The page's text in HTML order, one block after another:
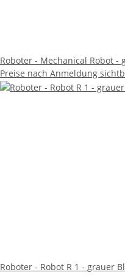
Roboter - Mechanical Robot -
Preise nach Anmeldung
Roboter - Robot R 1 - grauer